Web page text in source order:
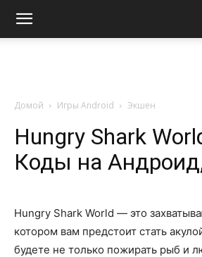
Домой Игры Android Экшен
Hungry Shark
Коды на
Hungry Shark World — это
котором вам предстоит стать
будете не только пожирать рыб и